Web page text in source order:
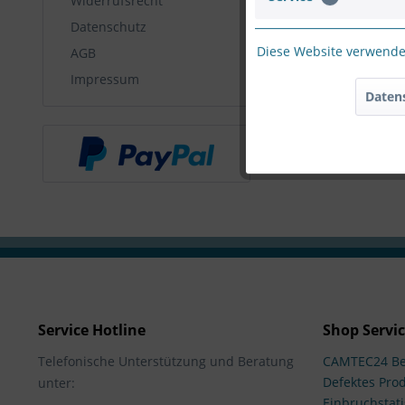
Datenschutz
AGB
Impressum
Service Hotline
Telefonische Unterstützung und Beratung
unter:
Shop
CAMTEC24
Defektes
Diese Website